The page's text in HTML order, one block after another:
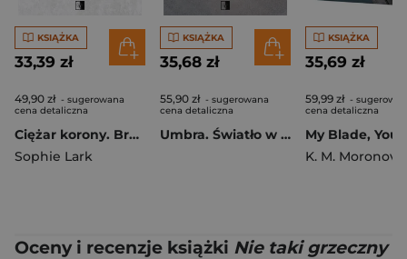
KSIĄŻKA
33,39 zł
49,90 zł - sugerowana
cena detaliczna
Ciężar korony. Brutalne dziedzictwo. Tom 6
Sophie Lark
KSIĄŻKA
35,68 zł
55,90 zł - sugerowana
cena detaliczna
Umbra. Światło w ciemności. Synowie Umbry. Tom 2
KSIĄŻKA
35,69 zł
59,99 zł -
cena detaliczna
K. M. Moronova
Oceny i recenzje książki Nie taki grzeczny